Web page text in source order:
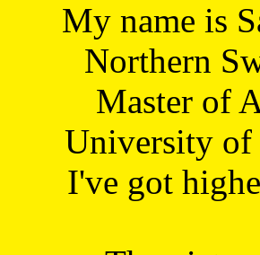
My name is
Northern
Master of
University of
I've got